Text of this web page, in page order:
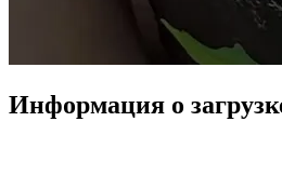
Информация о